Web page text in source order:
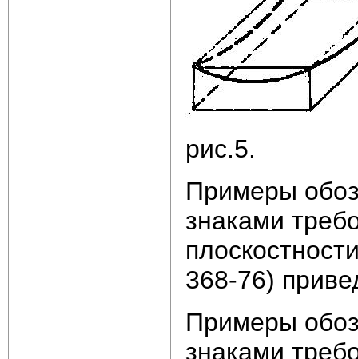
рис.5.
Примеры
знаками
368-76)
Примеры
знаками